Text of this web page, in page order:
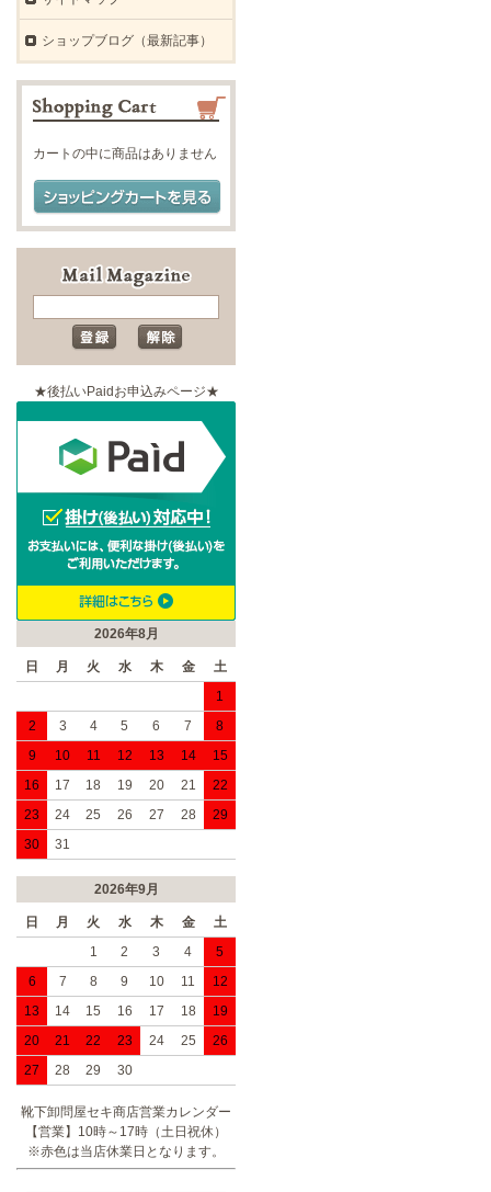
ショップブログ（最新記事）
カートの中に商品はありません
★後払いPaidお申込みページ★
2026年8月
日 月 火 水 木 金
土
1
2
3 4 5 6 7
8
9
10 11 12 13 14
15
16
17 18 19 20 21
22
23
24 25 26 27 28
29
30
31
2026年9月
日 月 火 水 木 金
土
1
2 3 4
5
6
7 8 9 10 11
12
13
14 15 16 17 18
19
20
21 22 23 24 25
26
27
28 29 30
靴下卸問屋セキ商店営業カレンダー
【営業】10時～17時（土日祝休）
※赤色は当店休業日となります。